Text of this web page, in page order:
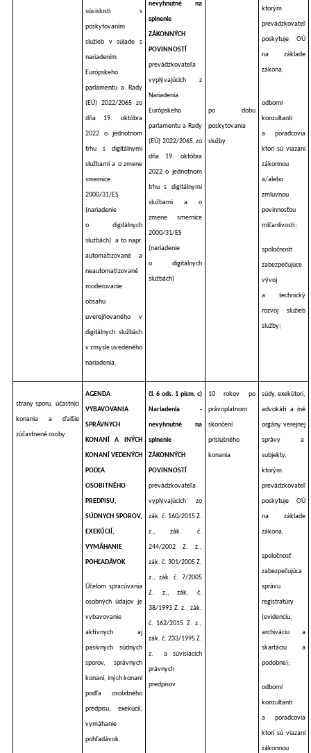
súvislosti s
poskytovaním
služieb v súlade s
nariadením
Európskeho
parlamentu a Rady
(EÚ) 2022/2065 zo
dňa 19. októbra
2022 o jednotnom
trhu s digitálnymi
službami a o zmene
smernice
2000/31/ES
(nariadenie
o digitálnych
službách) a to napr.
automatizované a
neautomatizované
moderovanie
obsahu
uverejňovaného v
digitálnych službách
v zmysle uvedeného
nariadenia.
nevyhnutné na
splnenie
ZÁKONNÝCH
POVINNOSTÍ
prevádzkovateľa
vyplývajúcich z
Nariadenia
Európskeho
parlamentu a Rady
(EÚ) 2022/2065 zo
dňa 19. októbra
2022 o jednotnom
trhu s digitálnymi
službami a o
zmene smernice
2000/31/ES
(nariadenie
o digitálnych
službách)
po dobu
poskytovania
služby
ktorým
prevádzkovateľ
poskytuje OÚ
na základe
zákona;
odborní
konzultanti
a poradcovia
ktorí sú viazaní
zákonnou
a/alebo
zmluvnou
povinnosťou
mlčanlivosti;
spoločnosti
zabezpečujúce
vývoj
a technický
rozvoj služieb
služby;
strany sporu, účastníci
konania a ďalšie
zúčastnené osoby
AGENDA
VYBAVOVANIA
SPRÁVNYCH
KONANÍ A INÝCH
KONANÍ VEDENÝCH
PODĽA
OSOBITNÉHO
PREDPISU,
SÚDNYCH SPOROV,
EXEKÚCIÍ,
VYMÁHANIE
POHĽADÁVOK
Účelom spracúvania
osobných údajov je
vybavovanie
aktívnych aj
pasívnych súdnych
sporov, správnych
konaní, iných konaní
podľa osobitného
predpisu, exekúcií,
vymáhanie
pohľadávok.
čl. 6 ods. 1 písm. c)
Nariadenia -
nevyhnutné na
splnenie
ZÁKONNÝCH
POVINNOSTÍ
prevádzkovateľa
vyplývajúcich zo
zák. č. 160/2015 Z.
z., zák. č.
244/2002 Z. z.,
zák. č. 301/2005 Z.
z., zák. č. 7/2005
Z. z., zák. č.
38/1993 Z. z., zák.
č. 162/2015 Z. z.,
zák. č. 233/1995 Z.
z.
a súvisiacich
právnych
predpisov
10 rokov po
právoplatnom
skončení
príslušného
konania
súdy, exekútori,
advokáti a iné
orgány verejnej
správy a
subjekty,
ktorým
prevádzkovateľ
poskytuje OÚ
na základe
zákona,
spoločnosť
zabezpečujúca
správu
registratúry
(evidenciu,
archiváciu a
skartáciu a
podobne);
odborní
konzultanti
a poradcovia
ktorí sú viazaní
zákonnou